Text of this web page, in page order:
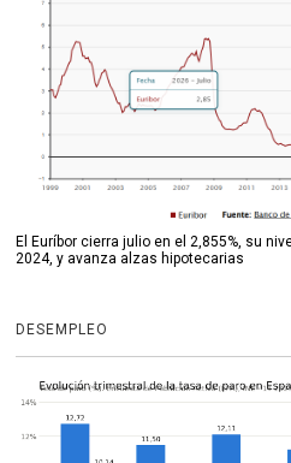
El Euríbor cierra julio en el 2,855%, su
2024, y avanza alzas hipotecarias
DESEMPLEO